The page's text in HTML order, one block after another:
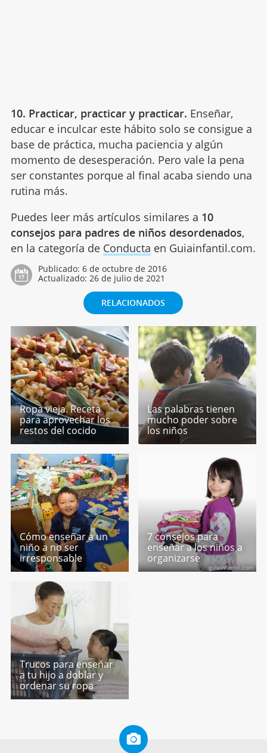
10. Practicar, practicar y practicar. Enseñar,
educar e inculcar este hábito solo se consigue a
base de práctica, mucha paciencia y algún
momento de desesperación. Pero vale la pena
ser constantes porque al final acaba siendo una
rutina más.
Puedes leer más artículos similares a 10
consejos para padres de niños desordenados,
en la categoría de Conducta en Guiainfantil.com.
Publicado: 6 de octubre de 2016
Actualizado: 26 de julio de 2021
RELACIONADOS
Ropa vieja. Receta
para aprovechar los
restos del cocido
Las palabras tienen
mucho poder sobre
los niños
Cómo enseñar a un
niño a no ser
irresponsable
7 consejos para
enseñar a los niños a
organizarse
Trucos para enseñar
a tu hijo a doblar y
ordenar su ropa